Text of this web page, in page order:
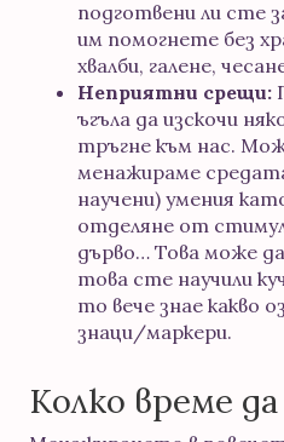
подготвени ли сте
им помогнете без
хвалби, галене,
Неприятни срещи:
ъгъла да изскочи
тръгне към нас.
менажираме
научени) умения
отделяне от
дърво… Това може
това сте научили
то вече знае какво
знаци/маркери.
Колко време